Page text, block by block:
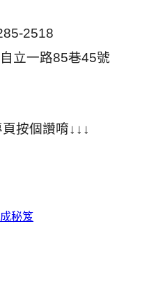
2518
立一路85巷45號
按個讚唷↓↓↓
秘笈